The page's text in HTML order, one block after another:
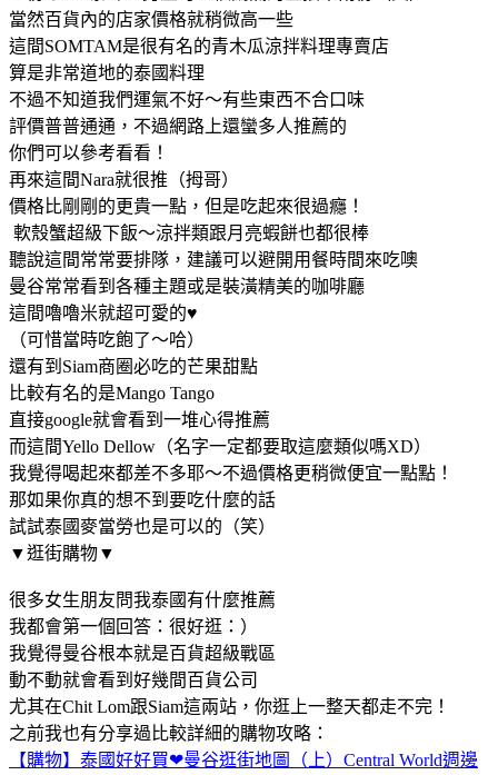
當然百貨內的店家價格就稍微高一些
這間SOMTAM是很有名的青木瓜涼拌料理專賣店
算是非常道地的泰國料理
不過不知道我們運氣不好～有些東西不合口味
評價普普通通，不過網路上還蠻多人推薦的
你們可以參考看看！
再來這間Nara就很推（拇哥）
價格比剛剛的更貴一點，但是吃起來很過癮！
軟殼蟹超級下飯～涼拌類跟月亮蝦餅也都很棒
聽說這間常常要排隊，建議可以避開用餐時間來吃噢
曼谷常常看到各種主題或是裝潢精美的咖啡廳
這間嚕嚕米就超可愛的♥
（可惜當時吃飽了～哈）
還有到Siam商圈必吃的芒果甜點
比較有名的是Mango Tango
直接google就會看到一堆心得推薦
而這間Yello Dellow（名字一定都要取這麼類似嗎XD）
我覺得喝起來都差不多耶～不過價格更稍微便宜一點點！
那如果你真的想不到要吃什麼的話
試試泰國麥當勞也是可以的（笑）
▼逛街購物▼
很多女生朋友問我泰國有什麼推薦
我都會第一個回答：很好逛：）
我覺得曼谷根本就是百貨超級戰區
動不動就會看到好幾間百貨公司
尤其在Chit Lom跟Siam這兩站，你逛上一整天都走不完！
之前我也有分享過比較詳細的購物攻略：
【購物】泰國好好買❤曼谷逛街地圖（上）Central World週邊